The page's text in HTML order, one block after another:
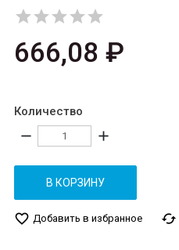

666,08 ₽
Количество
remove add
В КОРЗИНУ
favorite_border Добавить в избранное cached